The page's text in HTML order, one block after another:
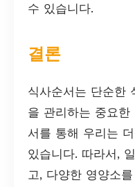
수 있습니다.
결론
식사순서는 단순한
을 관리하는 중요한
서를 통해 우리는
있습니다. 따라서,
고, 다양한 영양소